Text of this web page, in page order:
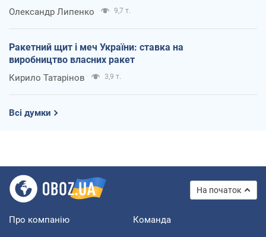
Олександр Липенко 9,7 т.
Ракетний щит і меч України: ставка на
виробництво власних ракет
Кирило Татарінов 3,9 т.
Всі думки
На початок
Про компанію Команда